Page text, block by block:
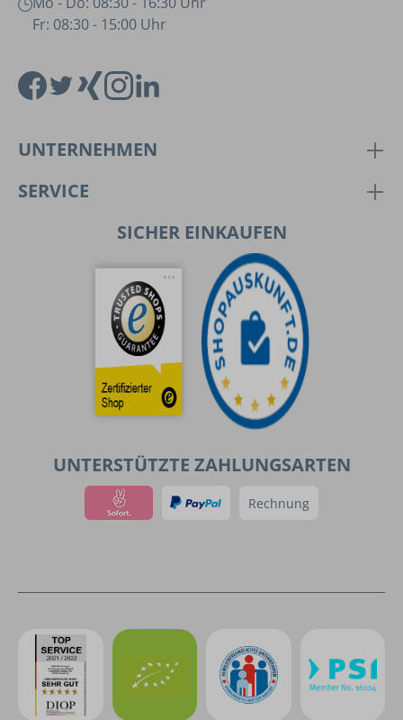
Fr: 08:30 - 15:00 Uhr
UNTERNEHMEN
SERVICE
SICHER EINKAUFEN
UNTERSTÜTZTE ZAHLUNGSARTEN
Rechnung